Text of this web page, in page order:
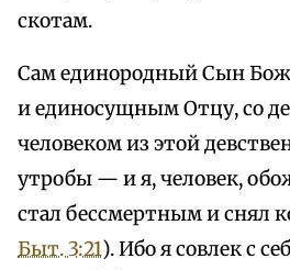
скотам.
Сам единородный Сын
и единосущным Отцу, со
человеком из этой
утробы — и я, человек,
стал бессмертным и снял
Быт. 3:21). Ибо я совлек с